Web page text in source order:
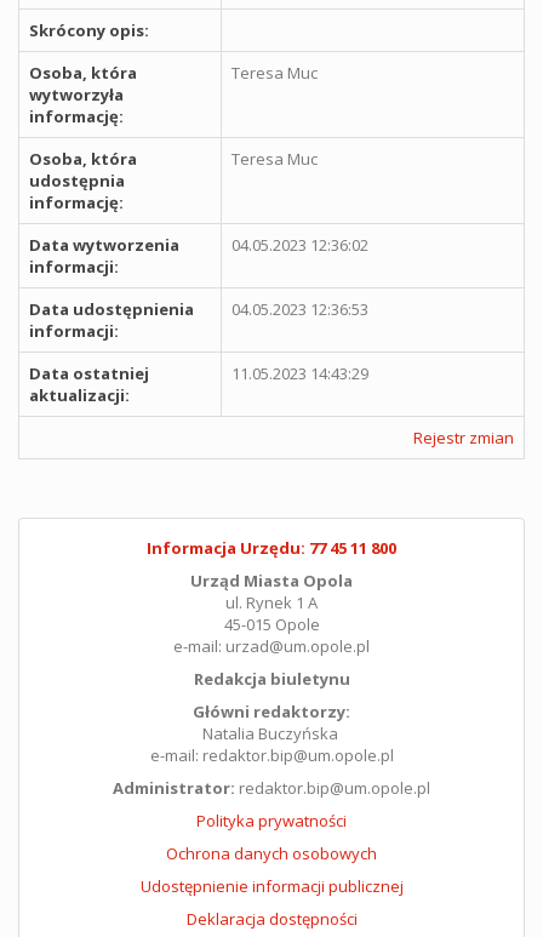
Skrócony opis:
Osoba, która
wytworzyła
informację:
Teresa Muc
Osoba, która
udostępnia
informację:
Teresa Muc
Data wytworzenia
informacji:
04.05.2023 12:36:02
Data udostępnienia
informacji:
04.05.2023 12:36:53
Data ostatniej
aktualizacji:
11.05.2023 14:43:29
Rejestr zmian
Informacja Urzędu: 77 45 11 800
Urząd Miasta Opola
ul. Rynek 1 A
45-015 Opole
e-mail: urzad@um.opole.pl
Redakcja biuletynu
Główni redaktorzy:
Natalia Buczyńska
e-mail: redaktor.bip@um.opole.pl
Administrator: redaktor.bip@um.opole.pl
Polityka prywatności
Ochrona danych osobowych
Udostępnienie informacji publicznej
Deklaracja dostępności